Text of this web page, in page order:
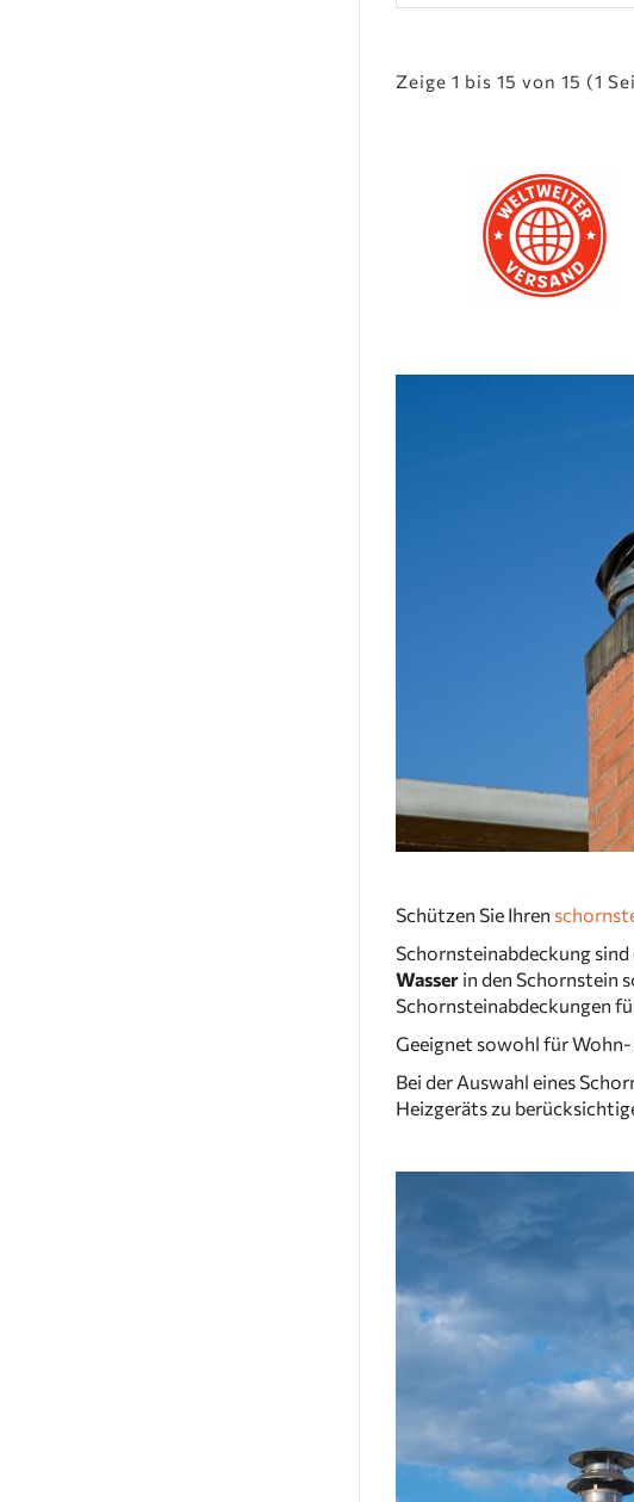
Zeige 1 bis 15 von 15 (1
Schützen Sie Ihren
Schornsteinabdeckung
Wasser in den Schornstein
Schornsteinabdeckungen
Geeignet sowohl für
Bei der Auswahl eines
Heizgeräts zu